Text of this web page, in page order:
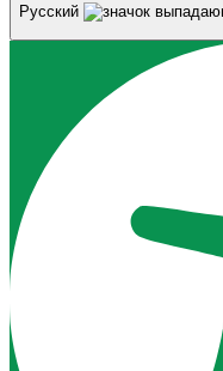
Русский